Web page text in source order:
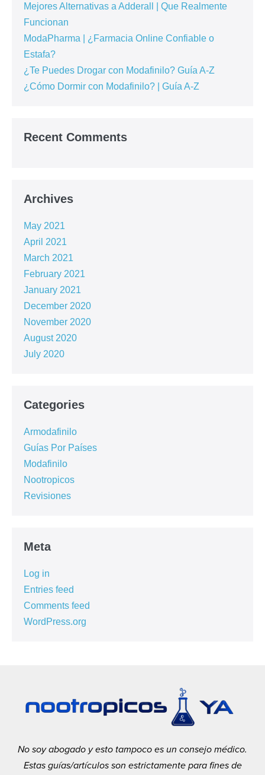
Mejores Alternativas a Adderall | Que Realmente
Funcionan
ModaPharma | ¿Farmacia Online Confiable o
Estafa?
¿Te Puedes Drogar con Modafinilo? Guía A-Z
¿Cómo Dormir con Modafinilo? | Guía A-Z
Recent Comments
Archives
May 2021
April 2021
March 2021
February 2021
January 2021
December 2020
November 2020
August 2020
July 2020
Categories
Armodafinilo
Guías Por Países
Modafinilo
Nootropicos
Revisiones
Meta
Log in
Entries feed
Comments feed
WordPress.org
No soy abogado y esto tampoco es un consejo médico.
Estas guías/artículos son estrictamente para fines de